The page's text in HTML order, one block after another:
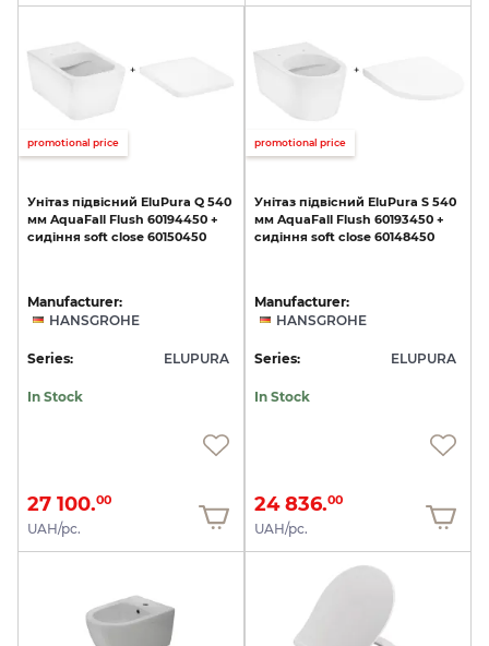
promotional price
Унітаз підвісний EluPura Q 540
мм AquaFall Flush 60194450 +
сидіння soft close 60150450
Manufacturer:
HANSGROHE
Series: ELUPURA
In Stock
27 100.00
UAH/pc.
promotional price
Унітаз підвісний EluPura S 540
мм AquaFall Flush 60193450 +
сидіння soft close 60148450
Manufacturer:
HANSGROHE
Series: ELUPURA
In Stock
24 836.00
UAH/pc.